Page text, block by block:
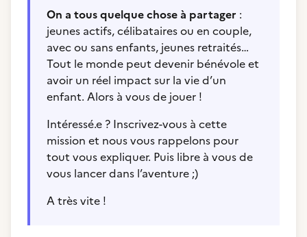
On a tous quelque chose à partager :
jeunes actifs, célibataires ou en couple,
avec ou sans enfants, jeunes retraités…
Tout le monde peut devenir bénévole et
avoir un réel impact sur la vie d’un
enfant. Alors à vous de jouer !
Intéressé.e ? Inscrivez-vous à cette
mission et nous vous rappelons pour
tout vous expliquer. Puis libre à vous de
vous lancer dans l’aventure ;)
A très vite !